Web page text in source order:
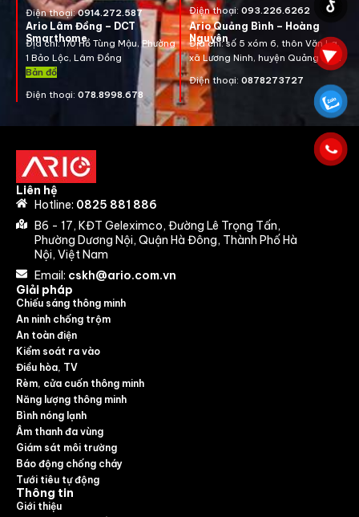
Điện thoại:0914.272.587
Điện thoại: 093.226.6262
Ario Lâm Đồng – DCT
Smarthome
Địa chỉ: 170 Hồ Tùng Mậu, Phường
1 Bảo Lộc, Lâm Đồng
Bản đồ
Điện thoại: 078.8998.678
Ario Quảng Bình – Hoàng
Nguyên
Địa chỉ: số 5 xóm 6, thôn Văn La,
xã Lương Ninh, huyện Quảng Bình
Điện thoại: 0878273727
Liên hệ
Hotline: 0825 881 886
B6 - 17, KĐT Geleximco, Đường Lê Trọng Tấn,
Phường Dương Nội, Quận Hà Đông, Thành Phố Hà
Nội, Việt Nam
Email: cskh@ario.com.vn
Giải pháp
Chiếu sáng thông minh
An ninh chống trộm
An toàn điện
Kiểm soát ra vào
Điều hòa, TV
Rèm, cửa cuốn thông minh
Năng lượng thông minh
Bình nóng lạnh
Âm thanh đa vùng
Giám sát môi trường
Báo động chống cháy
Tưới tiêu tự động
Thông tin
Giới thiệu